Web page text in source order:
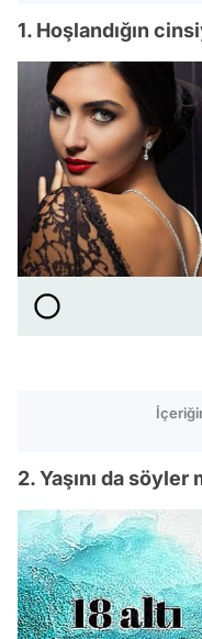
1. Hoşlandığın
2. Yaşını da söyler